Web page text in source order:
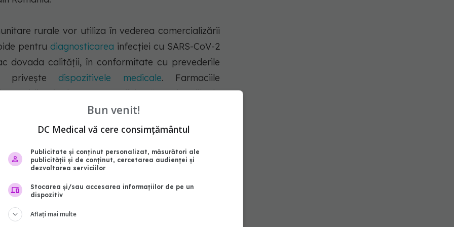
rurale vor utiliza în vederea comercializării
pentru diagnosticarea infecţiei cu SARS-CoV-2
dovada calităţii, în conformitate cu prevederile
priveşte dispozitivele medicale. Farmaciile
au obligaţia de a raporta zilnic către Direcţiile de
a municipiului Bucureşti, în format electronic,
situaţia stocurilor de teste rapide antigenice",
covid testare covid
Bun venit!
DC Medical vă cere consimțământul
Publicitate și conținut personalizat, măsurători ale
publicității și de conținut, cercetarea audienței și
dezvoltarea serviciilor
Stocarea și/sau accesarea informațiilor de pe un
dispozitiv
Aflați mai multe